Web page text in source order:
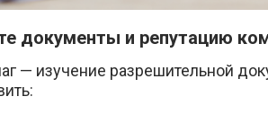
документы и репутацию
— изучение разрешительной